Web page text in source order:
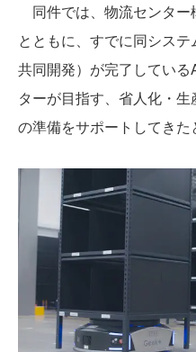
同件では、物流センター
とともに、すでに同シス
共同開発）が完了してい
ターが目指す、省人化・
の準備をサポートしてきた